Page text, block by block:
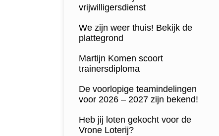
vrijwilligersdienst
We zijn weer thuis! Bekijk de
plattegrond
Martijn Komen scoort
trainersdiploma
De voorlopige teamindelingen
voor 2026 – 2027 zijn bekend!
Heb jij loten gekocht voor de
Vrone Loterij?